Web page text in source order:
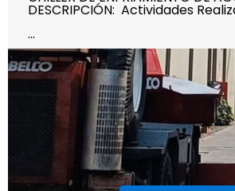
DESCRIPCIÓN: Actividades
...